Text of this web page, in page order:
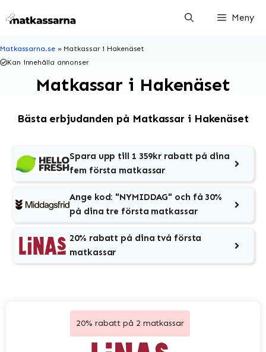
till
Meny
Matkassarna.se» Matkassar i Hakenäset
Kan innehålla annonser
Matkassar i Hakenäset
Bästa erbjudanden på Matkassar i Hakenäset
Spara upp till 1 359kr rabatt på dina
fem första matkassar
Ange kod: "NYMIDDAG" och få 30%
på dina tre första matkassar
20% rabatt på dina två första
matkassar
20% rabatt på 2 matkassar